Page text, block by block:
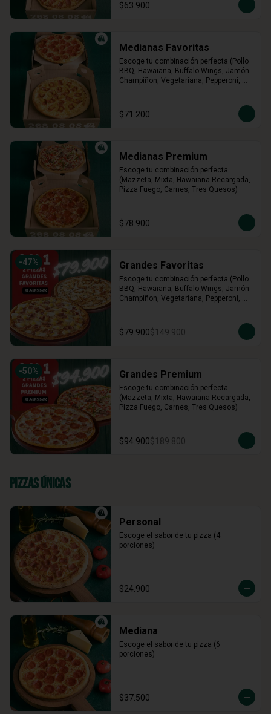
$63.900
Medianas Favoritas
Escoge tu combinación perfecta (Pollo
BBQ, Hawaiana, Buffalo Wings, Jamón
Champiñon, Vegetariana, Pepperoni,
$71.200
Medianas Premium
Escoge tu combinación perfecta
(Mazzeta, Mixta, Hawaiana Recargada,
Pizza Fuego, Carnes, Tres Quesos)
$78.900
-47% Grandes Favoritas
Escoge tu combinación perfecta (Pollo
BBQ, Hawaiana, Buffalo Wings, Jamón
Champiñon, Vegetariana, Pepperoni,
$79.900$149.900
-50% Grandes Premium
Escoge tu combinación perfecta
(Mazzeta, Mixta, Hawaiana Recargada,
Pizza Fuego, Carnes, Tres Quesos)
$94.900$189.800
Pizzas Únicas
Personal
Escoge el sabor de tu pizza (4
porciones)
$24.900
Mediana
Escoge el sabor de tu pizza (6
porciones)
$37.500